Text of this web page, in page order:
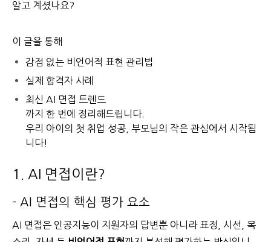
알고 계셨나요?
이 글을 통해
감점 없는 비언어적 표현 관리법
실제 합격자 사례
최신 AI 면접 트렌드
까지 한 번에 정리해드립니다.
우리 아이의 첫 취업 성공, 부모님의 작은 관심에서 시작됩
니다!
1. AI 면접이란?
- AI 면접의 핵심 평가 요소
AI 면접은 인공지능이 지원자의 답변뿐 아니라 표정, 시선, 목